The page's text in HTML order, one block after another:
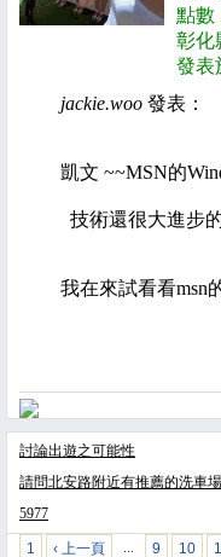
點
彰化
發表
jackie.woo 發表：
凱文 ~~MSN的
技術還很大進步
我在來試看看msn
討論出遊之可能性
請問北安路附近有推薦的洗車場
5977
1 ‹ 上一頁 … 9 10